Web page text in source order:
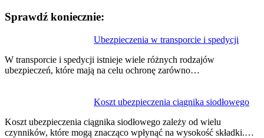
Sprawdź koniecznie:
Ubezpieczenia w transporcie i spedycji
W transporcie i spedycji istnieje wiele różnych rodzajów
ubezpieczeń, które mają na celu ochronę zarówno…
Koszt ubezpieczenia ciągnika siodłowego
Koszt ubezpieczenia ciągnika siodłowego zależy od wielu
czynników, które mogą znacząco wpłynąć na wysokość składki.…
wpisu